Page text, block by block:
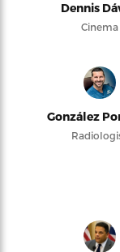
Dennis
Cinema
González